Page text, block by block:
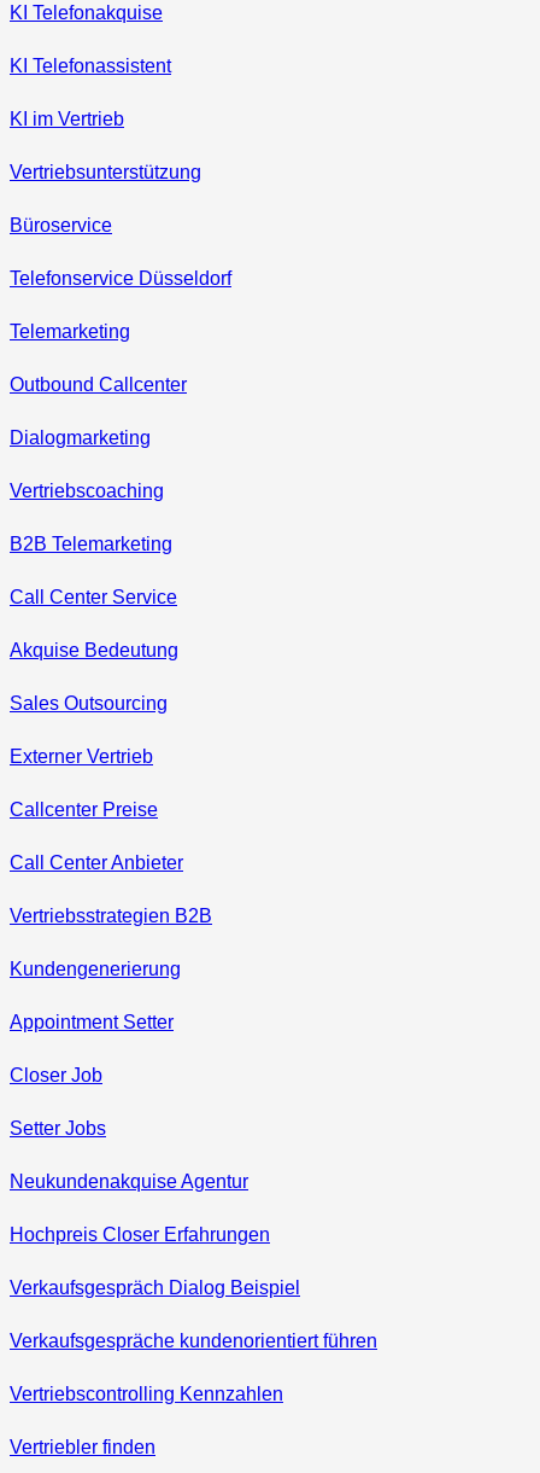
KI Telefonakquise
KI Telefonassistent
KI im Vertrieb
Vertriebsunterstützung
Büroservice
Telefonservice Düsseldorf
Telemarketing
Outbound Callcenter
Dialogmarketing
Vertriebscoaching
B2B Telemarketing
Call Center Service
Akquise Bedeutung
Sales Outsourcing
Externer Vertrieb
Callcenter Preise
Call Center Anbieter
Vertriebsstrategien B2B
Kundengenerierung
Appointment Setter
Closer Job
Setter Jobs
Neukundenakquise Agentur
Hochpreis Closer Erfahrungen
Verkaufsgespräch Dialog Beispiel
Verkaufsgespräche kundenorientiert führen
Vertriebscontrolling Kennzahlen
Vertriebler finden